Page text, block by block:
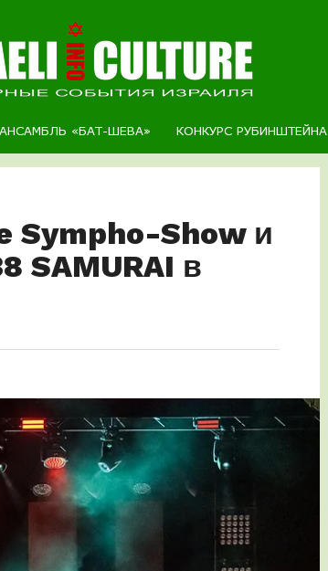
АНСАМБЛЬ «БАТ-ШЕВА» КОНКУРС РУБИНШТЕЙНА
Sympho-Show и
SAMURAI в